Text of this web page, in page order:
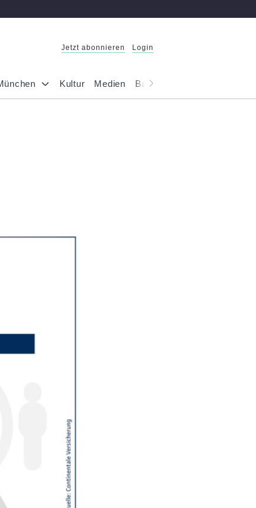
Jetzt abonnieren Login
Kultur Medien Bayern